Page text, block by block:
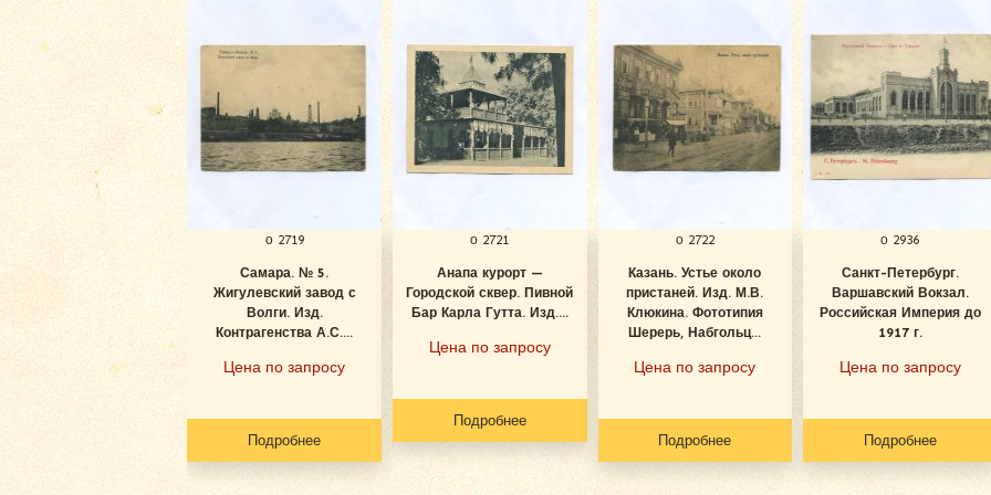
о 2719
Самара. № 5.
Жигулевский завод с
Волги. Изд.
Контрагенства А.С....
Цена по запросу
Подробнее
о 2721
Анапа курорт —
Городской сквер. Пивной
Бар Карла Гутта. Изд....
Цена по запросу
Подробнее
о 2722
Казань. Устье около
пристаней. Изд. М.В.
Клюкина. Фототипия
Шерерь, Набгольц...
Цена по запросу
Подробнее
о 2936
Санкт-Петербург.
Варшавский Вокзал.
Российская Империя до
1917 г.
Цена по запросу
Подробнее